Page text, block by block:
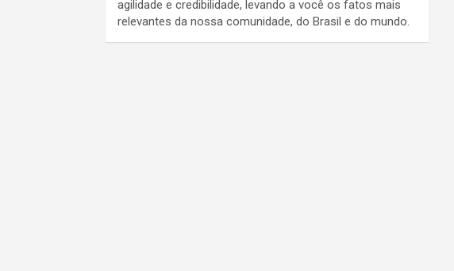
agilidade e credibilidade, levando a você os fatos mais
relevantes da nossa comunidade, do Brasil e do mundo.